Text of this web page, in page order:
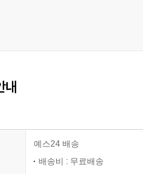
내
예스24 배송
배송비 : 무료배송